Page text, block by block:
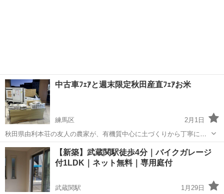
中古車ﾌｪｱと週末限定秋田産直ﾌｪｱお米
練馬区
2月1日
秋田県由利本荘の友人の農家が、有機質中心に土づくりから丁寧に育
てたお米です。品種はつぶぞろい、コシヒカリ、ブレンドなしの単一
米で、収穫後に粒の大きいものだけを厳選しております。 炊きあがり
のツヤとしっかりした触感が特徴です...
東京 練馬区 その他 田んぼ
【新築】武蔵関駅徒歩4分｜バイクガレージ
付1LDK｜ネット無料｜専用庭付
武蔵関駅
1月29日